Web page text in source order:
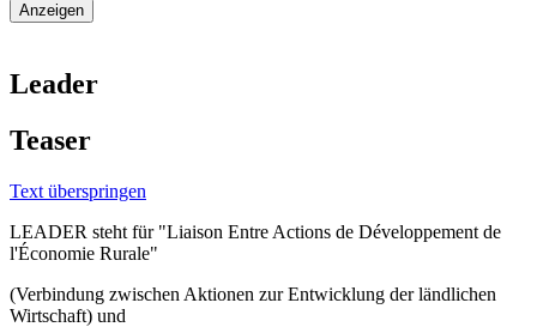
Leader
Teaser
Text überspringen
LEADER steht für "Liaison Entre Actions de Développement de
l'Économie Rurale"
(Verbindung zwischen Aktionen zur Entwicklung der ländlichen
Wirtschaft) und